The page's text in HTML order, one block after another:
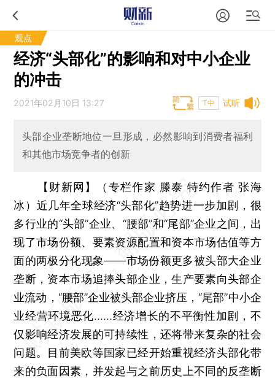
观点
经济“头部化”的影响和对中小企业
的冲击
试听
2021年02月10日 13:27 T中
头部企业垄断地位一旦形成，必然影响到消费者福利
和其他市场竞争者的创新
【财新网】（专栏作家 滕泰 特约作者 张海
冰） 近几年全球经济“头部化”趋势进一步加剧，很
多行业的“头部”企业、“腰部”和“尾部”企业之间，出
现了市场份额、要素资源配置和资本市场估值等方
面的两极分化现象——市场份额更多被头部大企业
垄断，资本市场追捧头部企业，生产要素向头部企
业流动，“腰部”企业被头部企业挤压，“尾部”中小企
业经营环境恶化……经济增长的不平衡性加剧，不
仅影响经济发展的可持续性，还将带来复杂的社会
问题。目前美欧等国家已经开始重视经济头部化带
来的负面因素，并发起与之前历史上不同的反垄断